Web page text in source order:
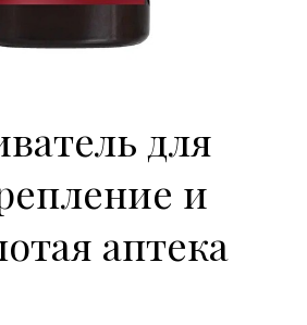
для
и
аптека